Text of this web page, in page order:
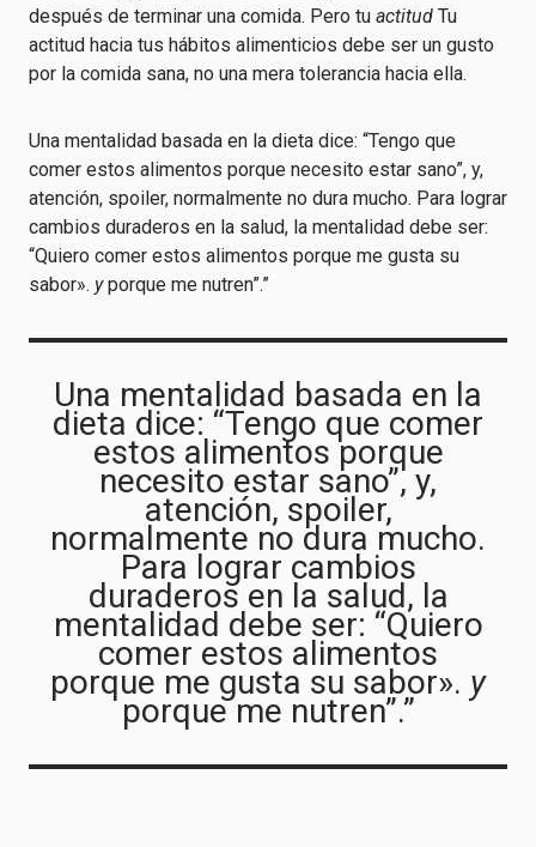
después de terminar una comida. Pero tu actitud Tu
actitud hacia tus hábitos alimenticios debe ser un gusto
por la comida sana, no una mera tolerancia hacia ella.
Una mentalidad basada en la dieta dice: “Tengo que
comer estos alimentos porque necesito estar sano”, y,
atención, spoiler, normalmente no dura mucho. Para lograr
cambios duraderos en la salud, la mentalidad debe ser:
“Quiero comer estos alimentos porque me gusta su
sabor». yporque me nutren”.”
Una mentalidad basada en la
dieta dice: “Tengo que comer
estos alimentos porque
necesito estar sano”, y,
atención, spoiler,
normalmente no dura mucho.
Para lograr cambios
duraderos en la salud, la
mentalidad debe ser: “Quiero
comer estos alimentos
porque me gusta su sabor». y
porque me nutren”.”